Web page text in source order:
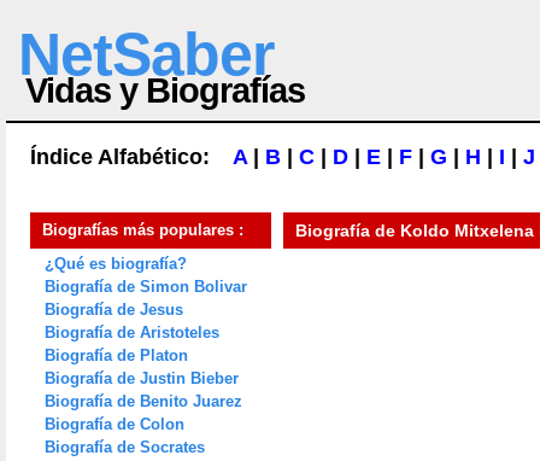
NetSaber
Vidas y Biografías
Índice Alfabético: A| B C D E F G H I J
Biografías más populares :
¿Qué es biografía?
Biografía de Simon Bolivar
Biografía de Jesus
Biografía de Aristoteles
Biografía de Platon
Biografía de Justin Bieber
Biografía de Benito Juarez
Biografía de Colon
Biografía de Socrates
Biografía de Koldo Mitxelena